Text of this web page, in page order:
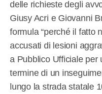
delle richieste degli
Giusy Acri e Giovanni
formula “perché il fatto
accusati di lesioni
a Pubblico Ufficiale per
termine di un
lungo la strada statale